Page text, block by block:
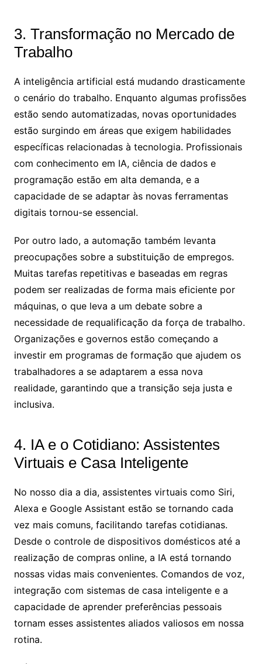
3. Transformação no Mercado de
Trabalho
A inteligência artificial está mudando drasticamente
o cenário do trabalho. Enquanto algumas profissões
estão sendo automatizadas, novas oportunidades
estão surgindo em áreas que exigem habilidades
específicas relacionadas à tecnologia. Profissionais
com conhecimento em IA, ciência de dados e
programação estão em alta demanda, e a
capacidade de se adaptar às novas ferramentas
digitais tornou-se essencial.
Por outro lado, a automação também levanta
preocupações sobre a substituição de empregos.
Muitas tarefas repetitivas e baseadas em regras
podem ser realizadas de forma mais eficiente por
máquinas, o que leva a um debate sobre a
necessidade de requalificação da força de trabalho.
Organizações e governos estão começando a
investir em programas de formação que ajudem os
trabalhadores a se adaptarem a essa nova
realidade, garantindo que a transição seja justa e
inclusiva.
4. IA e o Cotidiano: Assistentes
Virtuais e Casa Inteligente
No nosso dia a dia, assistentes virtuais como Siri,
Alexa e Google Assistant estão se tornando cada
vez mais comuns, facilitando tarefas cotidianas.
Desde o controle de dispositivos domésticos até a
realização de compras online, a IA está tornando
nossas vidas mais convenientes. Comandos de voz,
integração com sistemas de casa inteligente e a
capacidade de aprender preferências pessoais
tornam esses assistentes aliados valiosos em nossa
rotina.